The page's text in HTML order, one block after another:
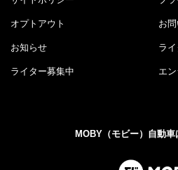
オプトアウト お
お知らせ ラ
ライター募集中 エ
MOBY（モビー）自動車